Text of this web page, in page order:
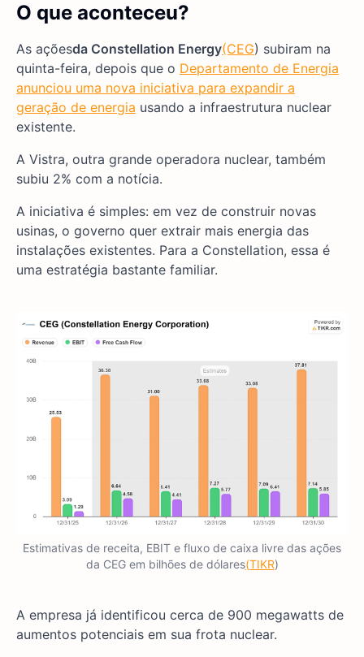
O que aconteceu?
As açõesda Constellation Energy(CEG) subiram na
quinta-feira, depois que o Departamento de Energia
anunciou uma nova iniciativa para expandir a
geração de energia usando a infraestrutura nuclear
existente.
A Vistra, outra grande operadora nuclear, também
subiu 2% com a notícia.
A iniciativa é simples: em vez de construir novas
usinas, o governo quer extrair mais energia das
instalações existentes. Para a Constellation, essa é
uma estratégia bastante familiar.
Estimativas de receita, EBIT e fluxo de caixa livre das ações
da CEG em bilhões de dólares(TIKR)
A empresa já identificou cerca de 900 megawatts de
aumentos potenciais em sua frota nuclear.